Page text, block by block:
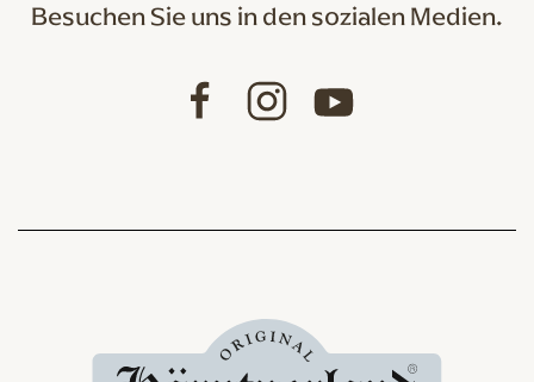
Besuchen Sie uns in den sozialen Medien.